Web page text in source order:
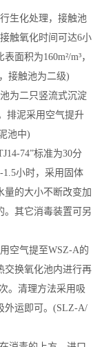
生化处理，接触池
触氧化时间可达6小
表面积为160m²/m³，
接触池为二级)
为二只竖流式沉淀
排泥采用空气提升
池中)
74”标准为30分
1.5小时，采用固体
量的大小不断改变加
。其它消毒装置可另
空气提至WSZ-A的
交换氧化池内进行再
。清理方法采用 吸
外运即可。(SLZ-A/